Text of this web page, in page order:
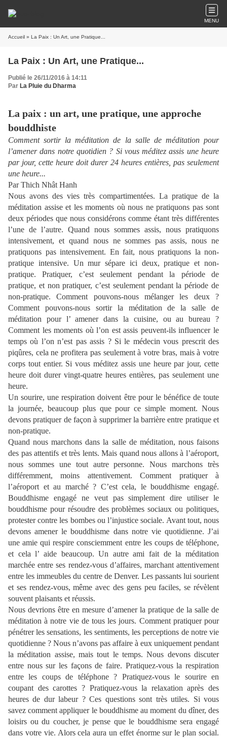
MENU
Accueil » La Paix : Un Art, une Pratique...
La Paix : Un Art, une Pratique...
Publié le 26/11/2016 à 14:11
Par La Pluie du Dharma
La paix : un art, une pratique, une approche
bouddhiste
Comment sortir la méditation de la salle de méditation pour
l’amener dans notre quotidien ? Si vous méditez assis une heure
par jour, cette heure doit durer 24 heures entières, pas seulement
une heure...
Par Thich Nhât Hanh
Nous avons des vies très compartimentées. La pratique de la
méditation assise et les moments où nous ne pratiquons pas sont
deux périodes que nous considérons comme étant très différentes
l’une de l’autre. Quand nous sommes assis, nous pratiquons
intensivement, et quand nous ne sommes pas assis, nous ne
pratiquons pas intensivement. En fait, nous pratiquons la non-
pratique intensive. Un mur sépare ici deux, pratique et non-
pratique. Pratiquer, c’est seulement pendant la période de
pratique, et non pratiquer, c’est seulement pendant la période de
non-pratique. Comment pouvons-nous mélanger les deux ?
Comment pouvons-nous sortir la méditation de la salle de
méditation pour l’ amener dans la cuisine, ou au bureau ?
Comment les moments où l’on est assis peuvent-ils influencer le
temps où l’on n’est pas assis ? Si le médecin vous prescrit des
piqûres, cela ne profitera pas seulement à votre bras, mais à votre
corps tout entier. Si vous méditez assis une heure par jour, cette
heure doit durer vingt-quatre heures entières, pas seulement une
heure.
Un sourire, une respiration doivent être pour le bénéfice de toute
la journée, beaucoup plus que pour ce simple moment. Nous
devons pratiquer de façon à supprimer la barrière entre pratique et
non-pratique.
Quand nous marchons dans la salle de méditation, nous faisons
des pas attentifs et très lents. Mais quand nous allons à l’aéroport,
nous sommes une tout autre personne. Nous marchons très
différemment, moins attentivement. Comment pratiquer à
l’aéroport et au marché ? C’est cela, le bouddhisme engagé.
Bouddhisme engagé ne veut pas simplement dire utiliser le
bouddhisme pour résoudre des problèmes sociaux ou politiques,
protester contre les bombes ou l’injustice sociale. Avant tout, nous
devons amener le bouddhisme dans notre vie quotidienne. J’ai
une amie qui respire consciemment entre les coups de téléphone,
et cela l’ aide beaucoup. Un autre ami fait de la méditation
marchée entre ses rendez-vous d’affaires, marchant attentivement
entre les immeubles du centre de Denver. Les passants lui sourient
et ses rendez-vous, même avec des gens peu faciles, se révèlent
souvent plaisants et réussis.
Nous devrions être en mesure d’amener la pratique de la salle de
méditation à notre vie de tous les jours. Comment pratiquer pour
pénétrer les sensations, les sentiments, les perceptions de notre vie
quotidienne ? Nous n’avons pas affaire à eux uniquement pendant
la méditation assise, mais tout le temps. Nous devons discuter
entre nous sur les façons de faire. Pratiquez-vous la respiration
entre les coups de téléphone ? Pratiquez-vous le sourire en
coupant des carottes ? Pratiquez-vous la relaxation après des
heures de dur labeur ? Ces questions sont très utiles. Si vous
savez comment appliquer le bouddhisme au moment du dîner, des
loisirs ou du coucher, je pense que le bouddhisme sera engagé
dans votre vie. Alors cela aura un effet énorme sur le plan social.